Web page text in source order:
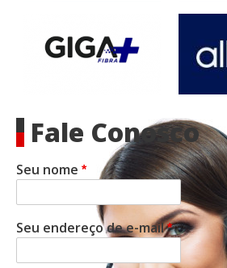
Fale Conosco
Seu nome
Seu endereço de e-mail